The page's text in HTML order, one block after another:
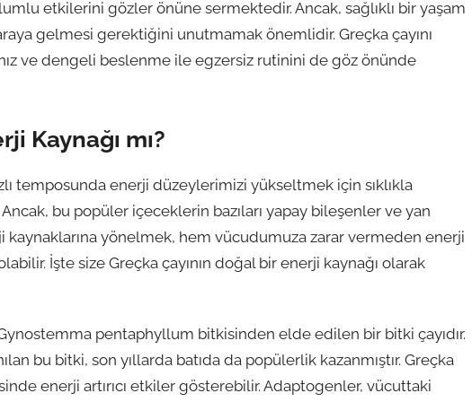
etkilerini gözler önüne sermektedir. Ancak, sağlıklı bir yaşam
gelmesi gerektiğini unutmamak önemlidir. Greçka çayını
ve dengeli beslenme ile egzersiz rutinini de göz önünde
Kaynağı mı?
temposunda enerji düzeylerimizi yükseltmek için sıklıkla
bu popüler içeceklerin bazıları yapay bileşenler ve yan
yönelmek, hem vücudumuza zarar vermeden enerji
İşte size Greçka çayının doğal bir enerji kaynağı olarak
pentaphyllum bitkisinden elde edilen bir bitki çayıdır.
bu bitki, son yıllarda batıda da popülerlik kazanmıştır. Greçka
enerji artırıcı etkiler gösterebilir. Adaptogenler, vücuttaki